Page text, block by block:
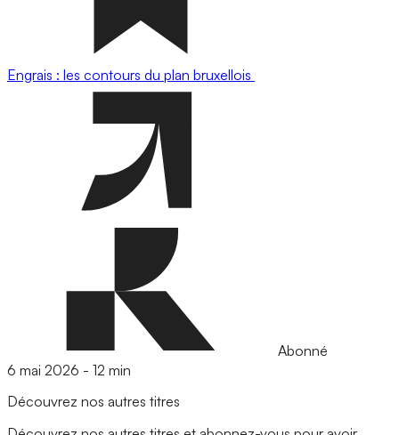
Engrais : les contours du plan bruxellois
Abonné
6 mai 2026 - 12 min
Découvrez nos autres titres